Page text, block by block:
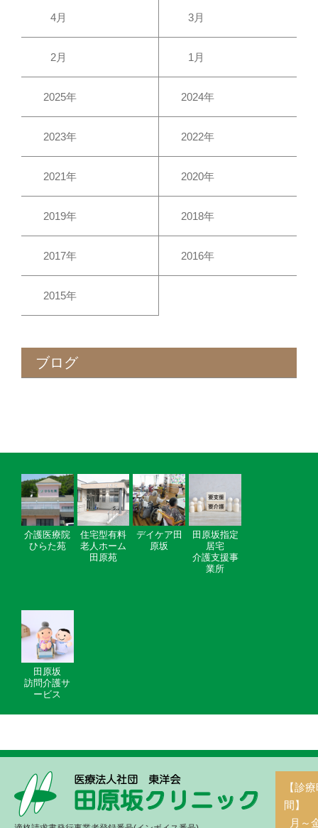
4月 3月
2月 1月
2025年 2024年
2023年 2022年
2021年 2020年
2019年 2018年
2017年 2016年
2015年
ブログ
介護医療院
ひらた苑
住宅型有料
老人ホーム
田原苑
デイケア田
原坂
田原坂指定
居宅
介護支援事
業所
田原坂
訪問介護サ
ービス
【診
間】
月～